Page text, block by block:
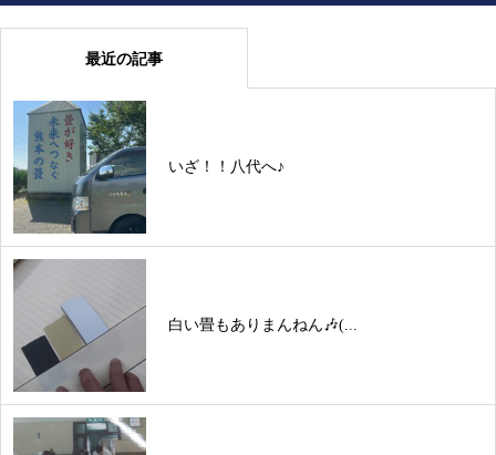
最近の記事
いざ！！八代へ♪
白い畳もありまんねん🎶(...